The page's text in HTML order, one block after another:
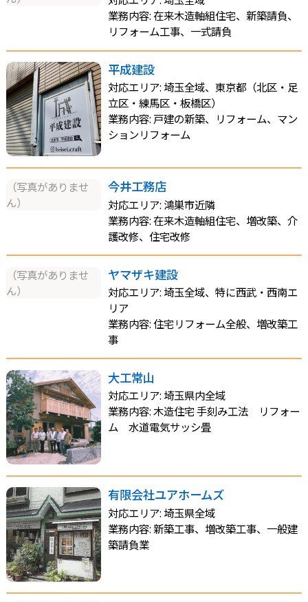
業務内容: 在来木造軸組住宅、新築請負、
リフォーム工事、一式請負
平成建設
対応エリア: 埼玉全域、東京都（北区・足
立区・練馬区・板橋区）
業務内容: 戸建の新築、リフォーム、マン
ションリフォーム
（写真がありませ
ん）
今井工務店
対応エリア: 鴻巣市近隣
業務内容: 在来木造軸組住宅、増改築、介
護改修、住宅改修
（写真がありませ
ん）
ヤマザキ建設
対応エリア: 埼玉全域、特に西武・西南エ
リア
業務内容: 住宅リフォーム全般、増改築工
事
大工常山
対応エリア: 埼玉県内全域
業務内容: 木造住宅 手刻み工法 リフォー
ム 水道電気サッシ畳
有限会社ユアホームズ
対応エリア: 埼玉県全域
業務内容: 新築工事、増改築工事、一般建
築請負業